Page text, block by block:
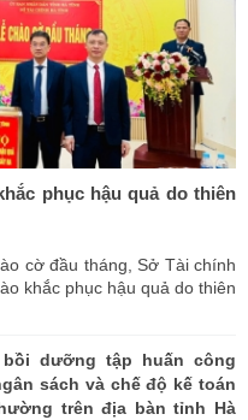
phục hậu quả do thiên
cờ đầu tháng, Sở Tài chính
khắc phục hậu quả do thiên
dưỡng tập huấn công
sách và chế độ kế toán
trên địa bàn tỉnh Hà